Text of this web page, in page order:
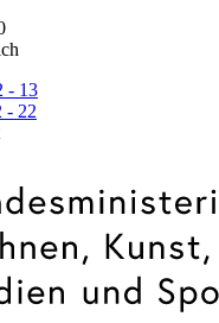
- 13
- 22